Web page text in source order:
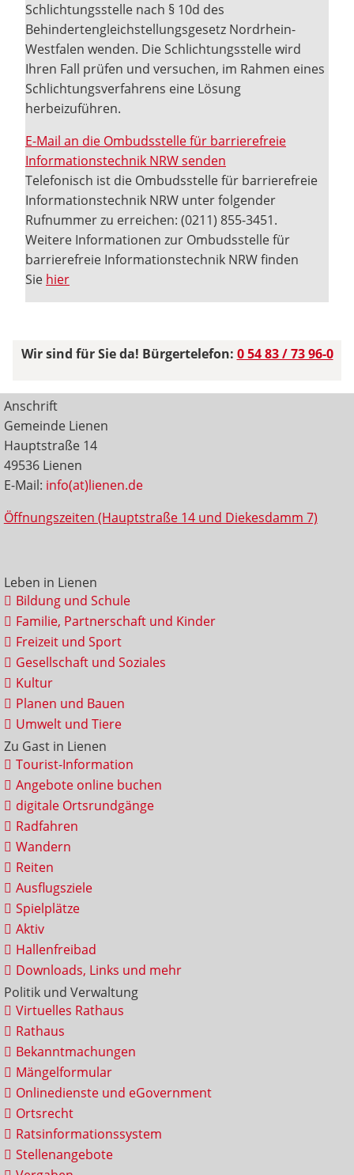
Schlichtungsstelle nach § 10d des
Behindertengleichstellungsgesetz Nordrhein-
Westfalen wenden. Die Schlichtungsstelle wird
Ihren Fall prüfen und versuchen, im Rahmen eines
Schlichtungsverfahrens eine Lösung
herbeizuführen.
E-Mail an die Ombudsstelle für barrierefreie
Informationstechnik NRW senden
Telefonisch ist die Ombudsstelle für barrierefreie
Informationstechnik NRW unter folgender
Rufnummer zu erreichen: (0211) 855-3451.
Weitere Informationen zur Ombudsstelle für
barrierefreie Informationstechnik NRW finden
Sie hier
Wir sind für Sie da! Bürgertelefon: 0 54 83 / 73 96-0
Anschrift
Gemeinde Lienen
Hauptstraße 14
49536 Lienen
E-Mail: info(at)lienen.de
Öffnungszeiten (Hauptstraße 14 und Diekesdamm 7)
Leben in Lienen
Bildung und Schule
Familie, Partnerschaft und Kinder
Freizeit und Sport
Gesellschaft und Soziales
Kultur
Planen und Bauen
Umwelt und Tiere
Zu Gast in Lienen
Tourist-Information
Angebote online buchen
digitale Ortsrundgänge
Radfahren
Wandern
Reiten
Ausflugsziele
Spielplätze
Aktiv
Hallenfreibad
Downloads, Links und mehr
Politik und Verwaltung
Virtuelles Rathaus
Rathaus
Bekanntmachungen
Mängelformular
Onlinedienste und eGovernment
Ortsrecht
Ratsinformationssystem
Stellenangebote